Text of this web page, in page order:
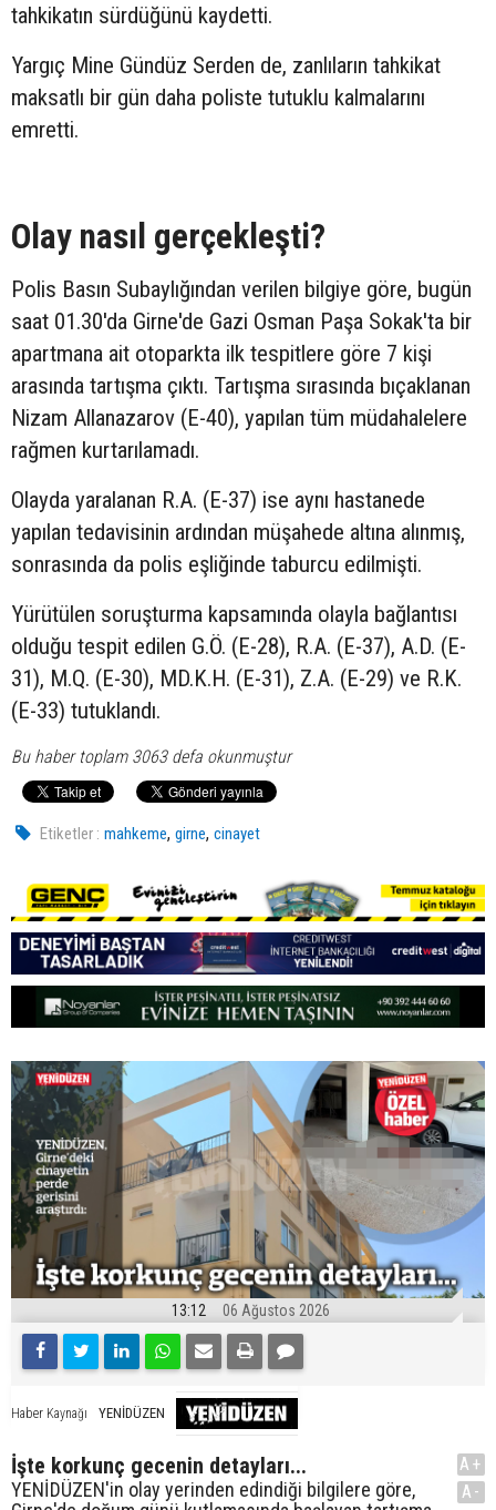
tahkikatın sürdüğünü kaydetti.
Yargıç Mine Gündüz Serden de, zanlıların tahkikat
maksatlı bir gün daha poliste tutuklu kalmalarını
emretti.
Olay nasıl gerçekleşti?
Polis Basın Subaylığından verilen bilgiye göre, bugün
saat 01.30'da Girne'de Gazi Osman Paşa Sokak'ta bir
apartmana ait otoparkta ilk tespitlere göre 7 kişi
arasında tartışma çıktı. Tartışma sırasında bıçaklanan
Nizam Allanazarov (E-40), yapılan tüm müdahalelere
rağmen kurtarılamadı.
Olayda yaralanan R.A. (E-37) ise aynı hastanede
yapılan tedavisinin ardından müşahede altına alınmış,
sonrasında da polis eşliğinde taburcu edilmişti.
Yürütülen soruşturma kapsamında olayla bağlantısı
olduğu tespit edilen G.Ö. (E-28), R.A. (E-37), A.D. (E-
31), M.Q. (E-30), MD.K.H. (E-31), Z.A. (E-29) ve R.K.
(E-33) tutuklandı.
Bu haber toplam 3063 defa okunmuştur
Etiketler : mahkeme,girne,cinayet
13:12 06 Ağustos 2026
Haber Kaynağı YENİDÜZEN
İşte korkunç gecenin detayları...
YENİDÜZEN'in olay yerinden edindiği bilgilere göre,
A+
A-